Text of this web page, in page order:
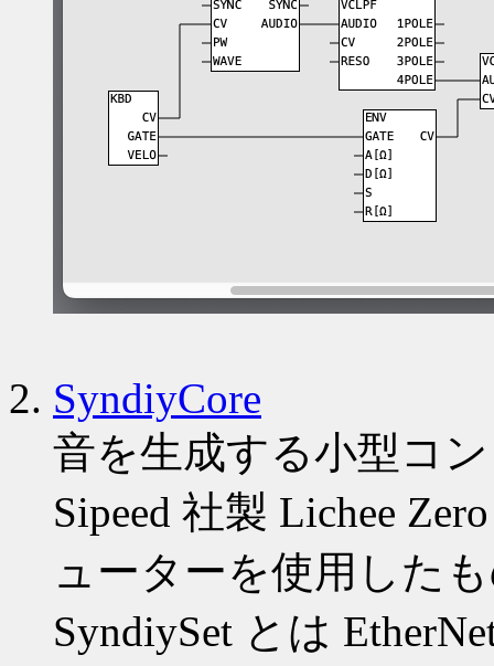
SyndiyCore
音を生成する小型コ
Sipeed 社製 Lichee
ューターを使用した
SyndiySet とは